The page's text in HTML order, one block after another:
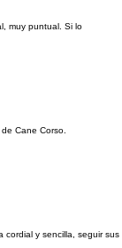
muy puntual. Si lo
Cane Corso.
cordial y sencilla, seguir sus